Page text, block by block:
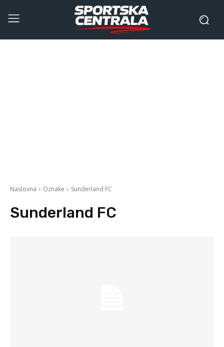
Naslovna Oznake Sunderland FC
Sunderland FC